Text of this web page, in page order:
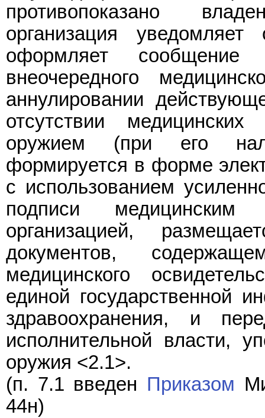
противопоказано
организация
оформляет
внеочередного
аннулировании
отсутствии
оружием (при его
формируется в форме
с использованием
подписи
организацией,
документов,
медицинского
единой государственной
здравоохранения, и
исполнительной власти,
оружия <2.1>.
(п. 7.1 введен Приказом
44н)